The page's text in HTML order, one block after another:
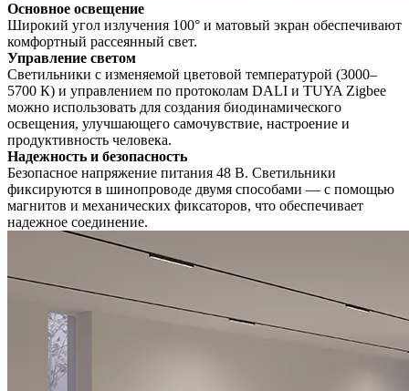
Основное освещение
Широкий угол излучения 100° и матовый экран обеспечивают
комфортный рассеянный свет.
Управление светом
Светильники с изменяемой цветовой температурой (3000–
5700 К) и управлением по протоколам DALI и TUYA Zigbee
можно использовать для создания биодинамического
освещения, улучшающего самочувствие, настроение и
продуктивность человека.
Надежность и безопасность
Безопасное напряжение питания 48 В. Светильники
фиксируются в шинопроводе двумя способами — с помощью
магнитов и механических фиксаторов, что обеспечивает
надежное соединение.